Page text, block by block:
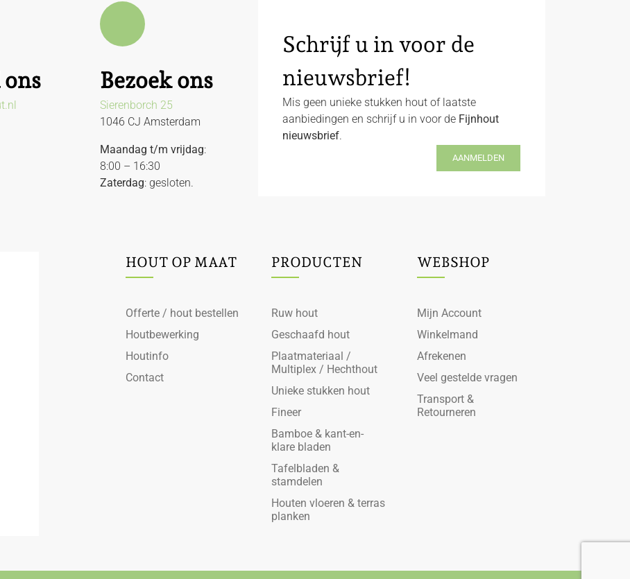
Bezoek ons
Sierenborch 25
1046 CJ Amsterdam
Maandag t/m vrijdag:
8:00 – 16:30
Zaterdag: gesloten.
Schrijf u in voor de
nieuwsbrief!
Mis geen unieke stukken hout of laatste
aanbiedingen en schrijf u in voor de Fijnhout
nieuwsbrief.
AANMELDEN
HOUT OP MAAT
Offerte / hout bestellen
Houtbewerking
Houtinfo
Contact
PRODUCTEN
Ruw hout
Geschaafd hout
Plaatmateriaal /
Multiplex / Hechthout
Unieke stukken hout
Fineer
Bamboe & kant-en-
klare bladen
Tafelbladen &
stamdelen
Houten vloeren & terras
planken
WEBSHOP
Mijn Account
Winkelmand
Afrekenen
Veel gestelde vragen
Transport &
Retourneren